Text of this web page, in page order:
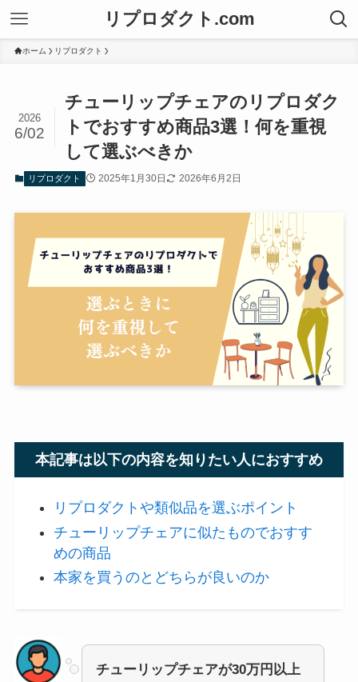
リプロダクト.com
ホーム リプロダクト
チューリップチェアのリプロダク
トでおすすめ商品3選！何を重視
して選ぶべきか
2026
6/02
リプロダクト 2025年1月30日 2026年6月2日
本記事は以下の内容を知りたい人におすすめ
リプロダクトや類似品を選ぶポイント
チューリップチェアに似たものでおすす
めの商品
本家を買うのとどちらが良いのか
チューリップチェアが30万円以上